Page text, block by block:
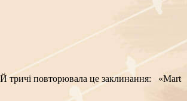
тричі повторювала це заклинання: «Mart